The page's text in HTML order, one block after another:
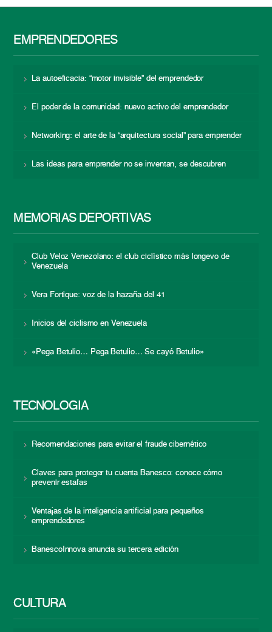
EMPRENDEDORES
La autoeficacia: “motor invisible” del emprendedor
El poder de la comunidad: nuevo activo del emprendedor
Networking: el arte de la “arquitectura social” para emprender
Las ideas para emprender no se inventan, se descubren
MEMORIAS DEPORTIVAS
Club Veloz Venezolano: el club ciclístico más longevo de
Venezuela
Vera Fortique: voz de la hazaña del 41
Inicios del ciclismo en Venezuela
«Pega Betulio… Pega Betulio… Se cayó Betulio»
TECNOLOGÍA
Recomendaciones para evitar el fraude cibernético
Claves para proteger tu cuenta Banesco: conoce cómo
prevenir estafas
Ventajas de la inteligencia artificial para pequeños
emprendedores
BanescoInnova anuncia su tercera edición
CULTURA